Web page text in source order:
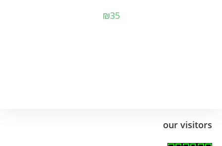
₪35
our visitors